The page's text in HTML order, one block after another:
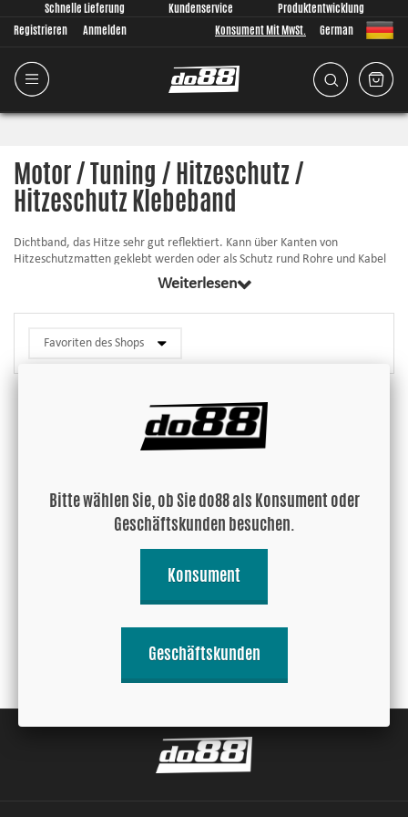
Schnelle Lieferung Kundenservice
Produktentwicklung
Registrieren
Anmelden Konsument Mit MwSt. German
Motor / Tuning / Hitzeschutz /
Hitzeschutz Klebeband
Dichtband, das Hitze sehr gut reflektiert. Kann über Kanten von
Hitzeschutzmatten geklebt werden oder als Schutz rund Rohre und Kabel
Weiterlesen
Hitzeschutz Klebeband
50mm, 5m Rolle
Hitzeschutz Klebeband gold
50mm, 5m Rolle
Bitte wählen Sie, ob Sie do88 als Konsument oder
Geschäftskunden besuchen.
Konsument
Geschäftskunden